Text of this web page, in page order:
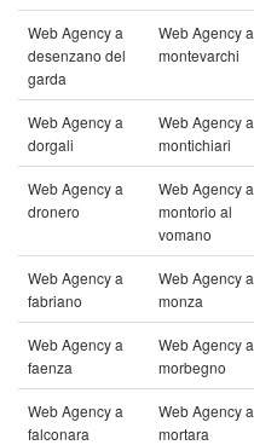
Web Agency a
desenzano del
garda
Web Agency a
montevarchi
Web Agency a
dorgali
Web Agency a
montichiari
Web Agency a
dronero
Web Agency a
montorio al
vomano
Web Agency a
fabriano
Web Agency a
monza
Web Agency a
faenza
Web Agency a
morbegno
Web Agency a
falconara
Web Agency a
mortara